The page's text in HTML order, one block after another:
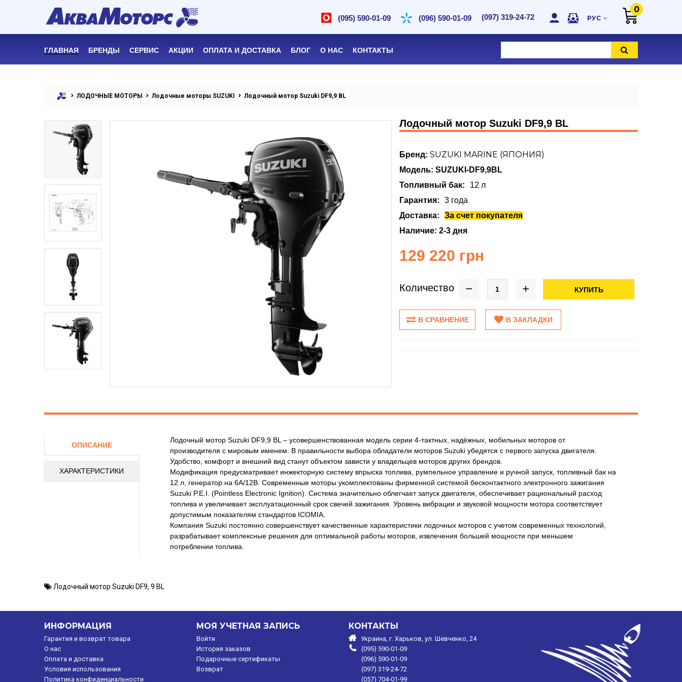
0
(095) 590-01-09 (096) 590-01-09 (097) 319-24-72 РУС
ГЛАВНАЯ БРЕНДЫ СЕРВИС АКЦИИ ОПЛАТА И ДОСТАВКА БЛОГ О НАС КОНТАКТЫ
ЛОДОЧНЫЕ МОТОРЫ Лодочные моторы SUZUKI Лодочный мотор Suzuki DF9,9 BL
Лодочный мотор Suzuki DF9,9 BL
Бренд: SUZUKI MARINE (ЯПОНИЯ)
Модель: SUZUKI-DF9,9BL
Топливный бак
12 л
Гарантия
3 года
Доставка
За счет покупателя
Наличие: 2-3 дня
129 220 грн
Количество КУПИТЬ
В СРАВНЕНИЕ В ЗАКЛАДКИ
ОПИСАНИЕ
ХАРАКТЕРИСТИКИ
Лодочный мотор Suzuki DF9,9 BL – усовершенствованная модель серии 4-тактных, надёжных, мобильных моторов от
производителя с мировым именем. В правильности выбора обладатели моторов Suzuki убедятся с первого запуска двигателя.
Удобство, комфорт и внешний вид станут объектом зависти у владельцев моторов других брендов.
Модификация предусматривает инжекторную систему впрыска топлива, румпельное управление и ручной запуск, топливный бак на
12 л, генератор на 6А/12В. Современные моторы укомплектованы фирменной системой бесконтактного электронного зажигания
Suzuki P.E.I. (Pointless Electronic Ignition). Система значительно облегчает запуск двигателя, обеспечивает рациональный расход
топлива и увеличивает эксплуатационный срок свечей зажигания. Уровень вибрации и звуковой мощности мотора соответствует
допустимым показателям стандартов ICOMIA.
Компания Suzuki постоянно совершенствует качественные характеристики лодочных моторов с учетом современных технологий,
разрабатывает комплексные решения для оптимальной работы моторов, извлечения большей мощности при меньшем
потреблении топлива.
Лодочный мотор Suzuki DF9, 9 BL
ИНФОРМАЦИЯ
Гарантия и возврат товара
O нас
Оплата и доставка
Условия использования
Политика конфиденциальности
МОЯ УЧЕТНАЯ ЗАПИСЬ
Войти
История заказов
Подарочные сертификаты
Возврат
КОНТАКТЫ
Украина, г. Харьков, ул. Шевченко, 24
(095) 590-01-09
(096) 590-01-09
(097) 319-24-72
(057) 704-01-99